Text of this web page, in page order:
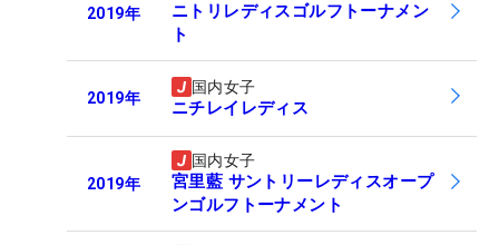
2019年
ニトリレディスゴルフトーナメン
ト
2019年
国内女子
ニチレイレディス
2019年
国内女子
宮里藍 サントリーレディスオープ
ンゴルフトーナメント